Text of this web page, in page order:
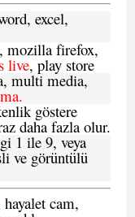
excel,
mozilla firefox,
live, play store
multi media,
göstere
daha fazla olur.
1 ile 9, veya
ve görüntülü
hayalet cam,